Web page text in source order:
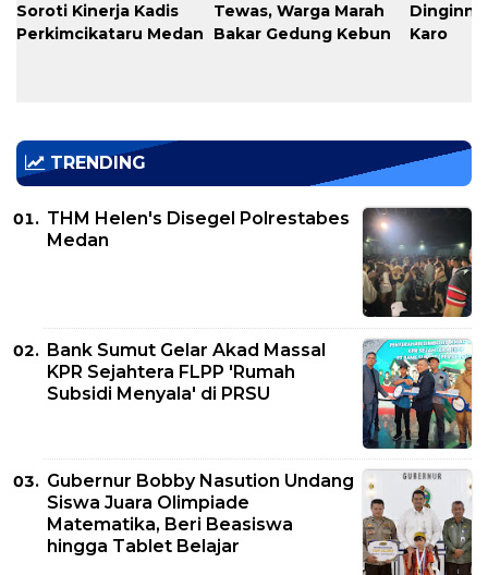
Soroti Kinerja Kadis
Perkimcikataru Medan
Tewas, Warga Marah
Bakar Gedung Kebun
Karo
TRENDING
THM Helen's Disegel Polrestabes
Medan
Bank Sumut Gelar Akad Massal
KPR Sejahtera FLPP 'Rumah
Subsidi Menyala' di PRSU
Gubernur Bobby Nasution Undang
Siswa Juara Olimpiade
Matematika, Beri Beasiswa
hingga Tablet Belajar